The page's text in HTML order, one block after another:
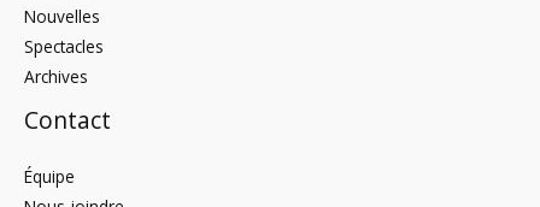
Nouvelles
Spectacles
Archives
Contact
Équipe